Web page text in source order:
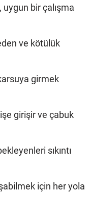
bir çalışma
ve kötülük
girmek
girişir ve çabuk
sıkıntı
için her yola